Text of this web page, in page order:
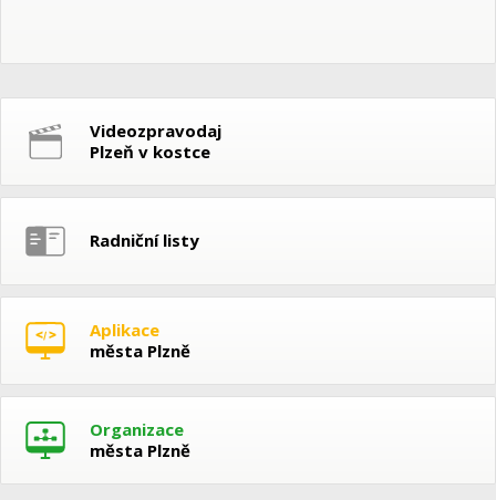
Videozpravodaj
Plzeň v kostce
Radniční listy
Aplikace
města Plzně
Organizace
města Plzně